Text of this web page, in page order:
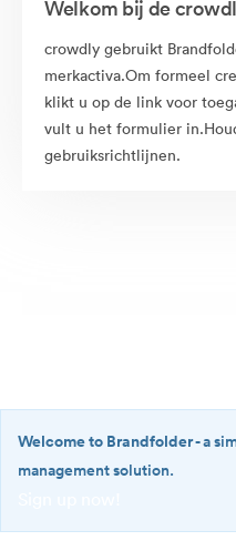
Welkom bij de
crowdly gebruikt
merkactiva.Om formeel
klikt u op de link voor
vult u het formulier
gebruiksrichtlijnen.
Welcome to Brandfolder- a
management solution.